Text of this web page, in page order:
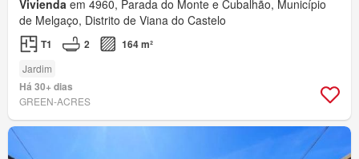
Vivienda em 4960, Parada do Monte e Cubalhão, Município
de Melgaço, Distrito de Viana do Castelo
T1 2 164 m²
Jardim
Há 30+ dias
GREEN-ACRES